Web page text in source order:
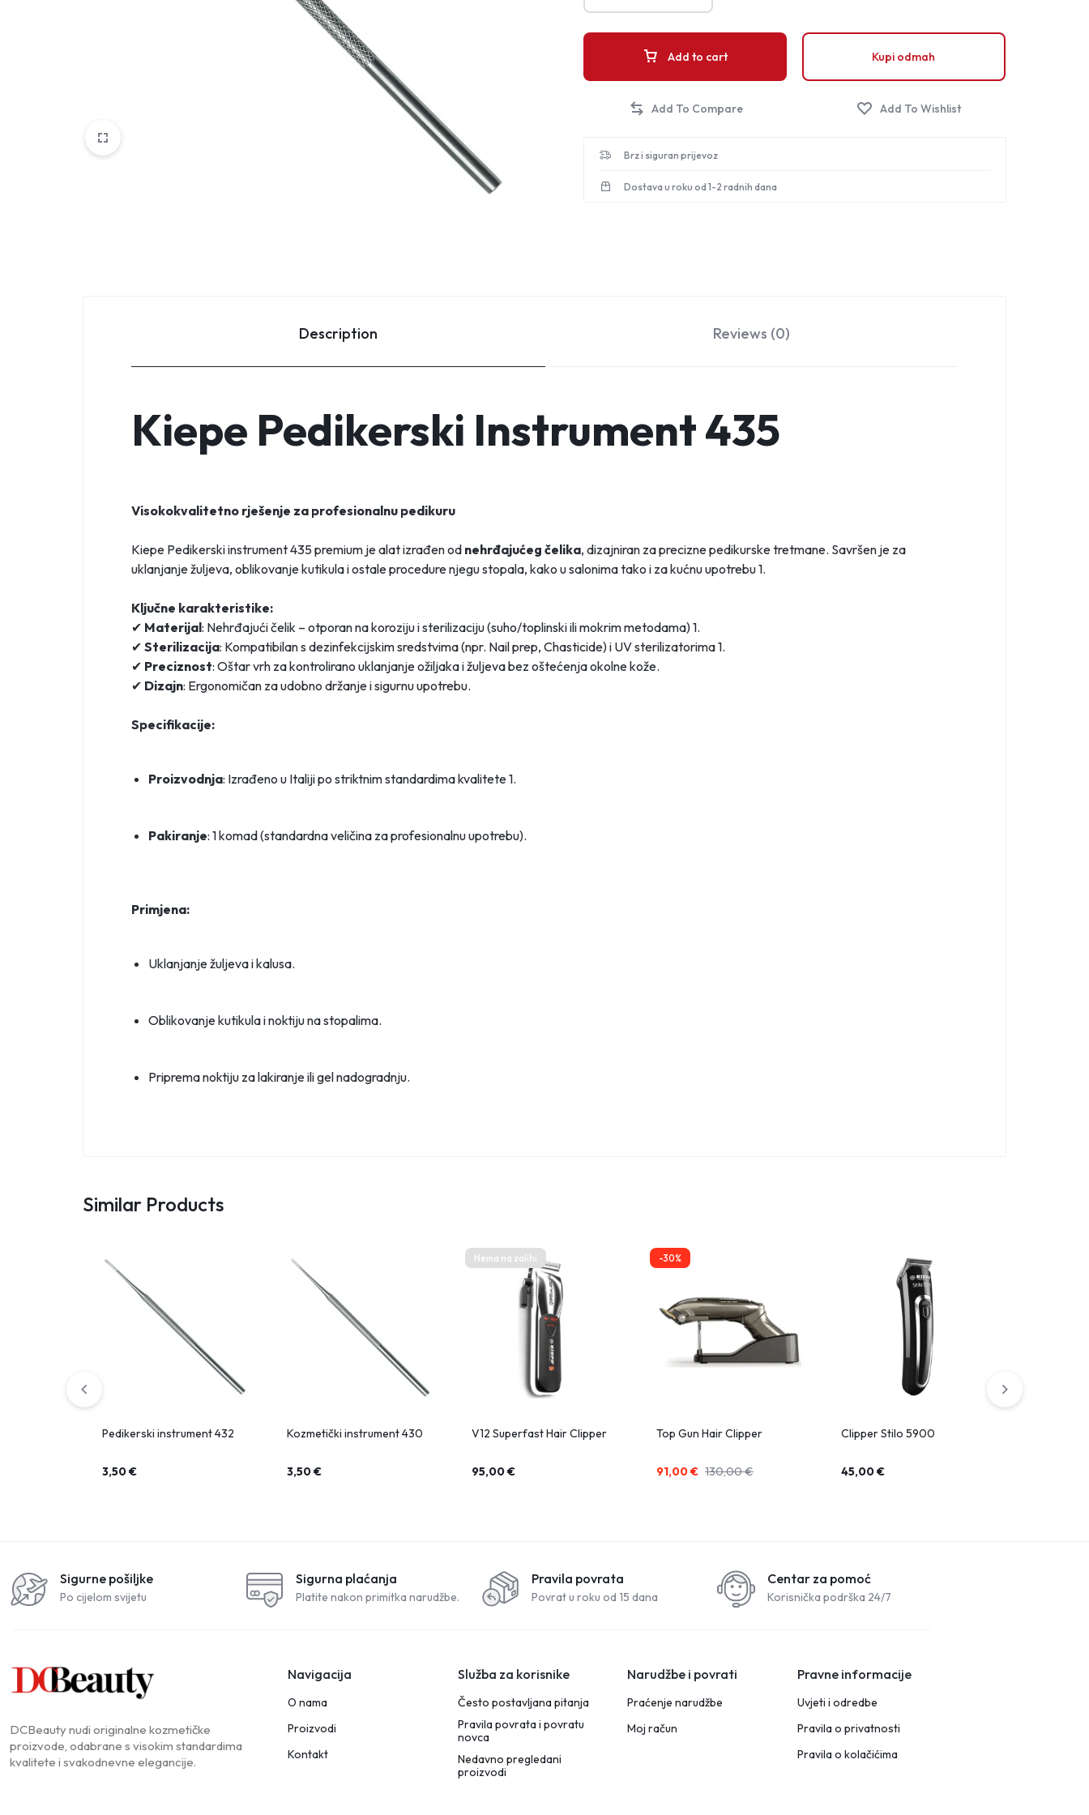
Add to cart Kupi odmah
Brz i siguran prijevoz
Dostava u roku od 1-2 radnih dana
Description Reviews (0)
Kiepe Pedikerski Instrument 435
Visokokvalitetno rješenje za profesionalnu pedikuru
Kiepe Pedikerski instrument 435 premium je alat izrađen od nehrđajućeg čelika, dizajniran za precizne pedikurske tretmane. Savršen je za
uklanjanje žuljeva, oblikovanje kutikula i ostale procedure njegu stopala, kako u salonima tako i za kućnu upotrebu1.
Ključne karakteristike:
✔ Materijal: Nehrđajući čelik – otporan na koroziju i sterilizaciju (suho/toplinski ili mokrim metodama)1.
✔ Sterilizacija: Kompatibilan s dezinfekcijskim sredstvima (npr. Nail prep, Chasticide) i UV sterilizatorima1.
✔ Preciznost: Oštar vrh za kontrolirano uklanjanje ožiljaka i žuljeva bez oštećenja okolne kože.
✔ Dizajn: Ergonomičan za udobno držanje i sigurnu upotrebu.
Specifikacije:
Proizvodnja: Izrađeno u Italiji po striktnim standardima kvalitete1.
Pakiranje: 1 komad (standardna veličina za profesionalnu upotrebu).
Primjena:
Uklanjanje žuljeva i kalusa.
Oblikovanje kutikula i noktiju na stopalima.
Priprema noktiju za lakiranje ili gel nadogradnju.
Similar Products
Pedikerski instrument 432
3,50€
Kozmetički instrument 430
3,50€
Nema na zalihi
V12 Superfast Hair Clipper
95,00€
-30%
Top Gun Hair Clipper
91,00€ 130,00€
Clipper Stilo 5900
45,00€
Sigurne pošiljke
Po cijelom svijetu
Sigurna plaćanja
Platite nakon primitka narudžbe.
Pravila povrata
Povrat u roku od 15 dana
Centar za pomoć
Korisnička podrška 24/7
DCBeauty nudi originalne kozmetičke
proizvode, odabrane s visokim standardima
kvalitete i svakodnevne elegancije.
Navigacija
O nama
Proizvodi
Kontakt
Služba za korisnike
Često postavljana pitanja
Pravila povrata i povratu
novca
Nedavno pregledani
proizvodi
Narudžbe i povrati
Praćenje narudžbe
Moj račun
Pravne informacije
Uvjeti i odredbe
Pravila o privatnosti
Pravila o kolačićima